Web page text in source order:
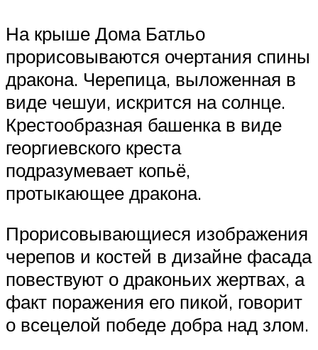
На крыше Дома Батльо
прорисовываются очертания спины
дракона. Черепица, выложенная в
виде чешуи, искрится на солнце.
Крестообразная башенка в виде
георгиевского креста
подразумевает копьё,
протыкающее дракона.
Прорисовывающиеся изображения
черепов и костей в дизайне фасада
повествуют о драконьих жертвах, а
факт поражения его пикой, говорит
о всецелой победе добра над злом.